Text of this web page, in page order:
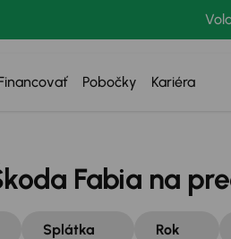
Pobočky Kariéra
Zrušiť všetko
Fabia na
Splátka Rok